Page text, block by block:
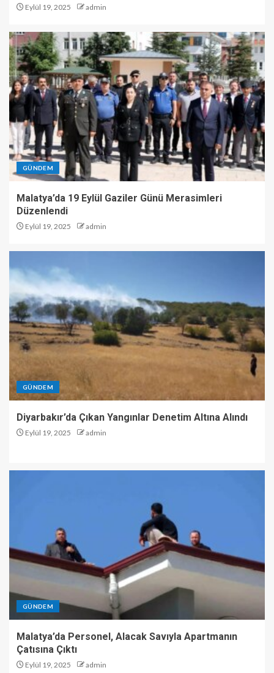
Eylül 19, 2025 admin
GÜNDEM
Malatya’da 19 Eylül Gaziler Günü Merasimleri
Düzenlendi
Eylül 19, 2025 admin
GÜNDEM
Diyarbakır’da Çıkan Yangınlar Denetim Altına Alındı
Eylül 19, 2025 admin
GÜNDEM
Malatya’da Personel, Alacak Savıyla Apartmanın
Çatısına Çıktı
Eylül 19, 2025 admin